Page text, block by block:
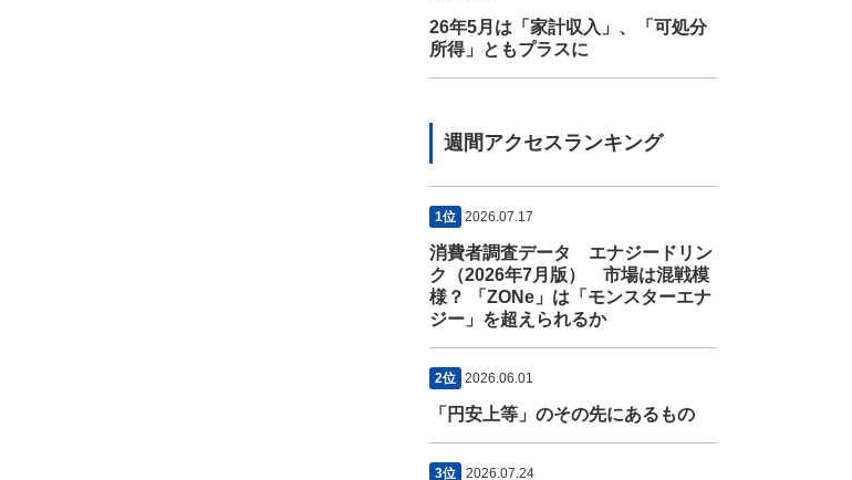
26年5月は「家計収入」、「可処分
所得」ともプラスに
週間アクセスランキング
1位 2026.07.17
消費者調査データ エナジードリン
ク（2026年7月版） 市場は混戦模
様？ 「ZONe」は「モンスターエナ
ジー」を超えられるか
2位 2026.06.01
「円安上等」のその先にあるもの
3位 2026.07.24